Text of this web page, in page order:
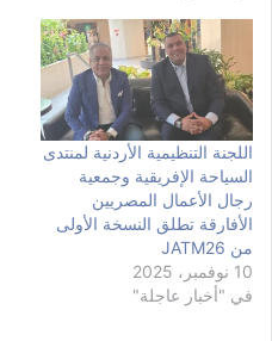
اللجنة التنظيمية الأردنية لمنتدى
السياحة الإفريقية وجمعية
رجال الأعمال المصريين
الأفارقة تطلق النسخة الأولى
من JATM26
10 نوفمبر، 2025
في "أخبار عاجلة"